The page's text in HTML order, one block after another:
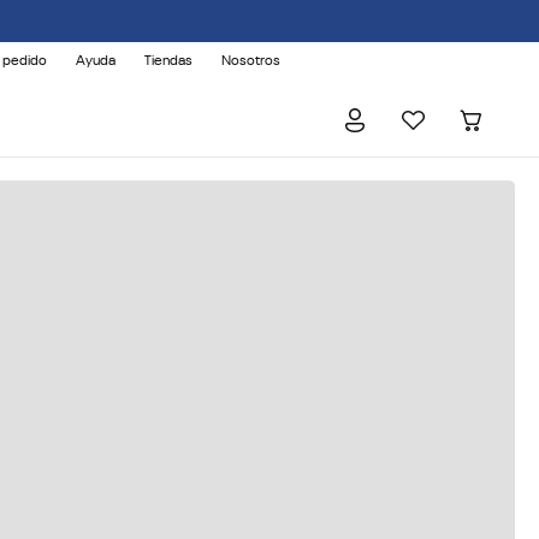
pedido Ayuda Tiendas Nosotros